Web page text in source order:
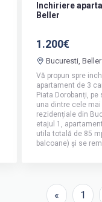
Inchiriere
Beller
1.200€
Bucuresti, Beller
Vă propun spre
apartament de 3
Piata Dorobanți, pe
una dintre cele
rezidențiale din
etajul 1,
utila totală de 85
balcoane) și se
« 1